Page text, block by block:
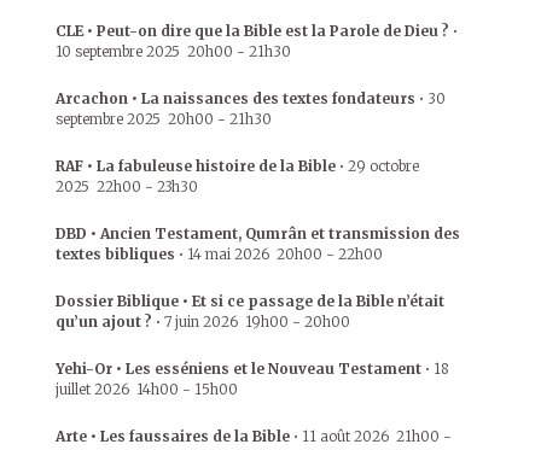
CLE • Peut-on dire que la Bible est la Parole de Dieu ? •
10 septembre 2025 20h00 - 21h30
Arcachon • La naissances des textes fondateurs • 30
septembre 2025 20h00 - 21h30
RAF • La fabuleuse histoire de la Bible • 29 octobre
2025 22h00 - 23h30
DBD • Ancien Testament, Qumrân et transmission des
textes bibliques • 14 mai 2026 20h00 - 22h00
Dossier Biblique • Et si ce passage de la Bible n’était
qu’un ajout ? • 7 juin 2026 19h00 - 20h00
Yehi-Or • Les esséniens et le Nouveau Testament • 18
juillet 2026 14h00 - 15h00
Arte • Les faussaires de la Bible • 11 août 2026 21h00 -